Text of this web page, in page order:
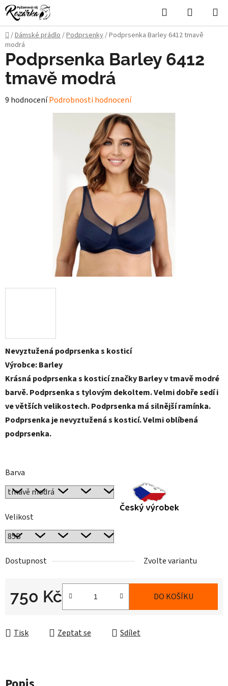
Přejít
na
obsah
Hledat
KOŠÍK
Domů
/Dámské prádlo/Podprsenky/Podprsenka Barley 6412 tmavě
modrá
Nevyztužená podprsenka s kosticí
Výrobce: Barley
Krásná podprsenka s kosticí značky Barley v tmavě modré
barvě. Podprsenka s tylovým dekoltem. Velmi dobře sedí i
ve větších velikostech. Podprsenka má silnější ramínka.
Podprsenka je nevyztužená s kosticí. Velmi oblíbená
podprsenka.
Barva
Velikost
Dostupnost Zvolte variantu
750 Kč DO KOŠÍKU
Tisk Zeptat se Sdílet
Podprsenka Barley 6412
tmavě modrá
Průměrné
9 hodnoceníPodrobnosti hodnocení